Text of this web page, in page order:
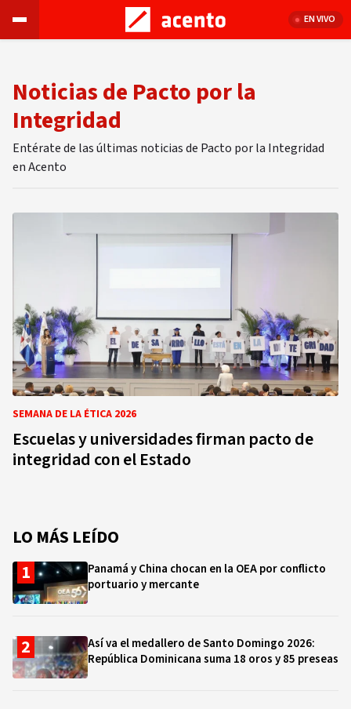
EN VIVO
Noticias de Pacto por la
Integridad
Entérate de las últimas noticias de Pacto por la Integridad
en Acento
SEMANA DE LA ÉTICA 2026
Escuelas y universidades firman pacto de
integridad con el Estado
LO MÁS LEÍDO
Panamá y China chocan en la OEA por conflicto
portuario y mercante
Así va el medallero de Santo Domingo 2026:
República Dominicana suma 18 oros y 85 preseas